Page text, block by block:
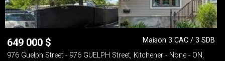
649 000 $
Maison 3 CAC / 3 SDB
976 Guelph Street - 976 GUELPH Street, Kitchener - None - ON,